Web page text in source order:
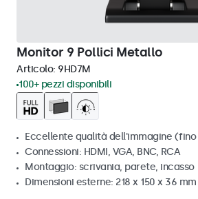
Monitor 9 Pollici Metallo
Articolo: 9HD7M
100+ pezzi disponibili
Eccellente qualità dell'immagine (fino
Connessioni: HDMI, VGA, BNC, RCA
Montaggio: scrivania, parete, incasso
Dimensioni esterne: 218 x 150 x 36 mm